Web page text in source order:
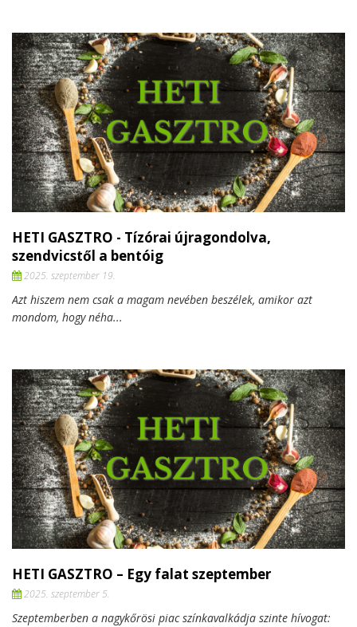
HETI GASZTRO - Tízórai újragondolva,
szendvicstől a bentóig
2025. szeptember 19.
Azt hiszem nem csak a magam nevében beszélek, amikor azt
mondom, hogy néha...
HETI GASZTRO – Egy falat szeptember
2025. szeptember 5.
Szeptemberben a nagykőrösi piac színkavalkádja szinte hívogat: